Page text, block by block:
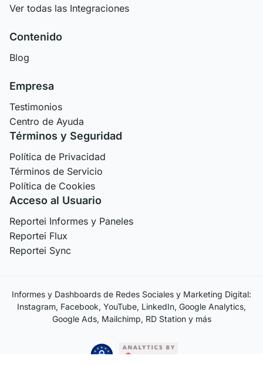
Ver todas las Integraciones
Contenido
Blog
Empresa
Testimonios
Centro de Ayuda
Términos y Seguridad
Política de Privacidad
Términos de Servicio
Política de Cookies
Acceso al Usuario
Reportei Informes y Paneles
Reportei Flux
Reportei Sync
Informes y Dashboards de Redes Sociales y Marketing Digital:
Instagram, Facebook, YouTube, LinkedIn, Google Analytics,
Google Ads, Mailchimp, RD Station y más